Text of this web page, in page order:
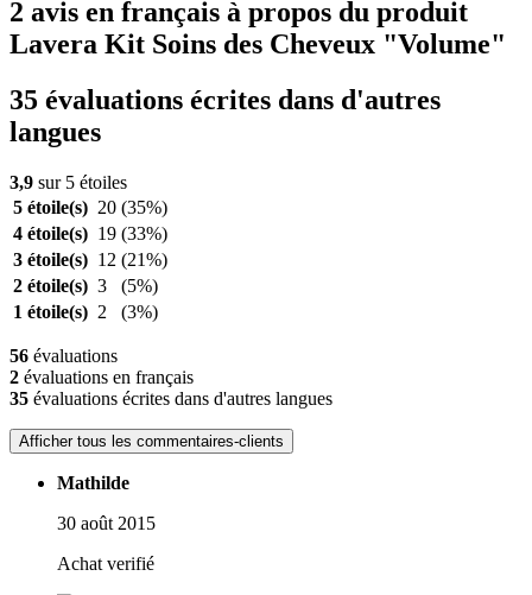
2 avis en français à propos du produit
Lavera Kit Soins des Cheveux "Volume"
35 évaluations écrites dans d'autres
langues
3,9 sur 5 étoiles
5 étoile(s) 20 (35%)
4 étoile(s) 19 (33%)
3 étoile(s) 12 (21%)
2 étoile(s) 3
(5%)
1 étoile(s) 2 (3%)
56 évaluations
2 évaluations en français
35 évaluations écrites dans d'autres langues
Afficher tous les commentaires-clients
Mathilde
30 août 2015
Achat verifié